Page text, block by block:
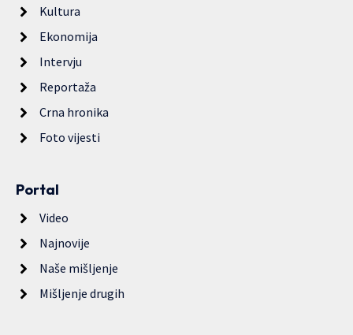
Kultura
Ekonomija
Intervju
Reportaža
Crna hronika
Foto vijesti
Portal
Video
Najnovije
Naše mišljenje
Mišljenje drugih